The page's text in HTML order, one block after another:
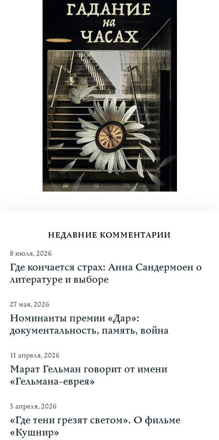
НЕДАВНИЕ КОММЕНТАРИИ
8 июля, 2026
Где кончается страх: Анна Сандермоен о
литературе и выборе
27 мая, 2026
Номинанты премии «Дар»:
документальность, память, война
11 апреля, 2026
Марат Гельман говорит от имени
«Гельмана-еврея»
5 апреля, 2026
«Где тени грезят светом». О фильме
«Кушнир»